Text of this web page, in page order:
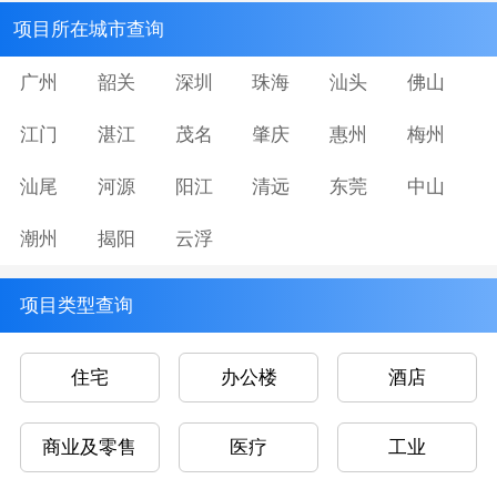
项目所在城市查询
广州 韶关 深圳 珠海 汕头 佛山
江门 湛江 茂名 肇庆 惠州 梅州
汕尾 河源 阳江 清远 东莞 中山
潮州 揭阳 云浮
项目类型查询
住宅 办公楼 酒店
商业及零售 医疗 工业